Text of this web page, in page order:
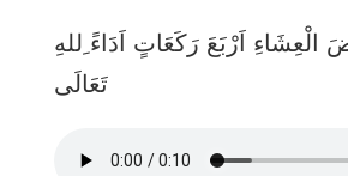
الْعِشَاءِ اَرْبَعَ رَكَعَاتٍ اَدَاءً ِللهِ
تَعَالَى